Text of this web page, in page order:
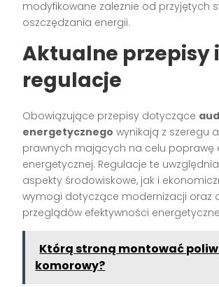
modyfikowane zależnie od przyjętych
oszczędzania energii.
Aktualne przepisy i
regulacje
Obowiązujące przepisy dotyczące
energetycznego wynikają z szeregu
prawnych mających na celu poprawę
energetycznej. Regulacje te
aspekty środowiskowe, jak i
wymogi dotyczące modernizacji oraz
przeglądów efektywności
Którą stroną montować
komorowy?